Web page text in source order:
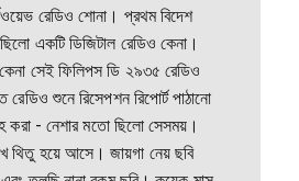
রেডিও শোনা। প্রথম বিদেশ
একটি ডিজিটাল রেডিও কেনা।
সেই ফিলিপস ডি ২৯৩৫ রেডিও
শুনে রিসেপশন রিপোর্ট পাঠানো
করা - নেশার মতো ছিলো সেসময়।
হয়ে আসে। জায়গা নেয় ছবি